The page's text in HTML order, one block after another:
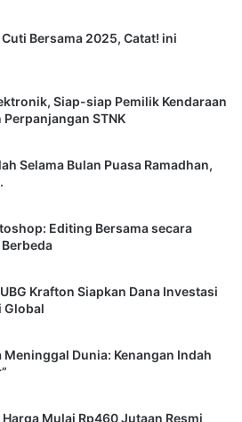
Bersama 2025, Catat! ini
Siap-siap Pemilik Kendaraan
STNK
Selama Bulan Puasa Ramadhan,
Editing Bersama secara
Krafton Siapkan Dana Investasi
Global
Dunia: Kenangan Indah
Mulai Rp460 Jutaan Resmi